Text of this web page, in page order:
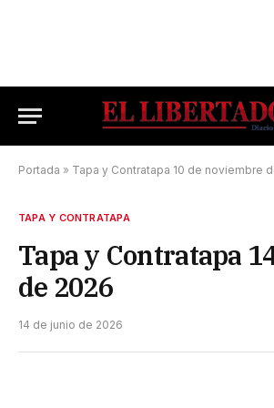
Portada » Tapa y Contratapa 10 de noviembre
TAPA Y CONTRATAPA
Tapa y Contratapa
de 2026
14 de junio de 2026